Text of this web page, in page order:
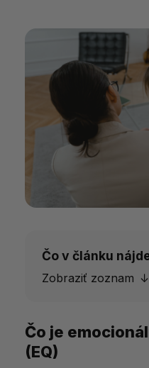
Čo v článku
Zobraziť zoznam
Čo je
Prečo je
Čo je
(EQ)